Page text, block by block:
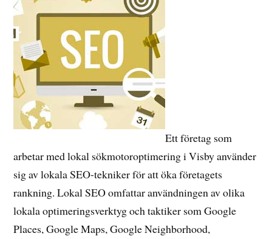
Ett företag som
arbetar med lokal sökmotoroptimering i Visby använder
sig av lokala SEO-tekniker för att öka företagets
rankning. Lokal SEO omfattar användningen av olika
lokala optimeringsverktyg och taktiker som Google
Places, Google Maps, Google Neighborhood,